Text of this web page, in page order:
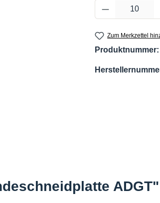
Produkt
Zum Merkzettel
Produktnummer:
ADGT"